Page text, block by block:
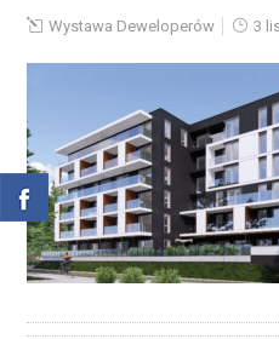
Wystawa Deweloperów 3